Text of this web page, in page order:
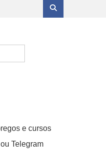
por:
e cursos
Telegram